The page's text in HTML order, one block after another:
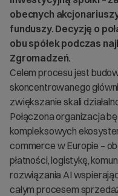
obecnych
funduszy. Decyzję o
obu spółek podczas
Zgromadzeń.
Celem procesu jest
skoncentrowanego
zwiększanie skali
Połączona organizacja
kompleksowych
commerce w Europie –
płatności, logistykę,
rozwiązania AI
całym procesem